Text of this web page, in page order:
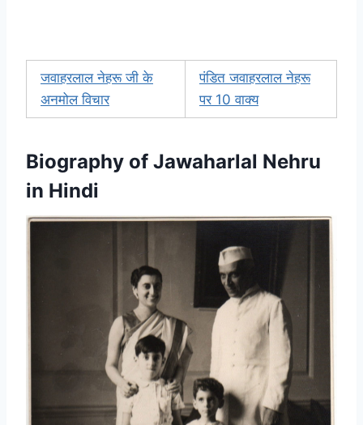
जवाहरलाल नेहरू जी के
अनमोल विचार
पंडित जवाहरलाल नेहरू
पर 10 वाक्य
Biography of Jawaharlal Nehru
in Hindi